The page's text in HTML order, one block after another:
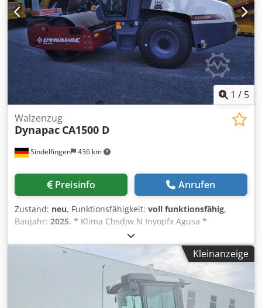
1 / 5
Sindelfingen 436 km
Walzenzug
Dynapac CA1500 D
Preisinfo Anrufen
Zustand: neu, Funktionsfähigkeit: voll funktionsfähig,
Baujahr: 2025, * Klima Chsdjw N Inyopfx Agusa *
Einsatzgewicht 7.100kg * Deutz Motor 55.4 kW * sofort
verfügbar
Kleinanzeige